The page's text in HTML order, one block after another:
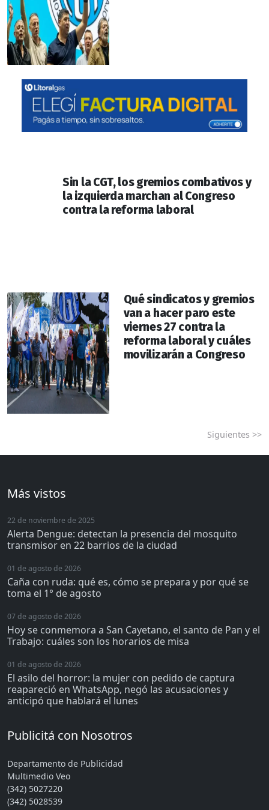
Sin la CGT, los gremios combativos y
la izquierda marchan al Congreso
contra la reforma laboral
Qué sindicatos y gremios
van a hacer paro este
viernes 27 contra la
reforma laboral y cuáles
movilizarán a Congreso
Siguientes >>
Más vistos
22 de noviembre de 2025
Alerta Dengue: detectan la presencia del mosquito
transmisor en 22 barrios de la ciudad
01 de agosto de 2026
Caña con ruda: qué es, cómo se prepara y por qué se
toma el 1° de agosto
07 de agosto de 2026
Hoy se conmemora a San Cayetano, el santo de Pan y el
Trabajo: cuáles son los horarios de misa
01 de agosto de 2026
El asilo del horror: la mujer con pedido de captura
reapareció en WhatsApp, negó las acusaciones y
anticipó que hablará el lunes
Publicitá con Nosotros
Departamento de Publicidad
Multimedio Veo
(342) 5027220
(342) 5028539